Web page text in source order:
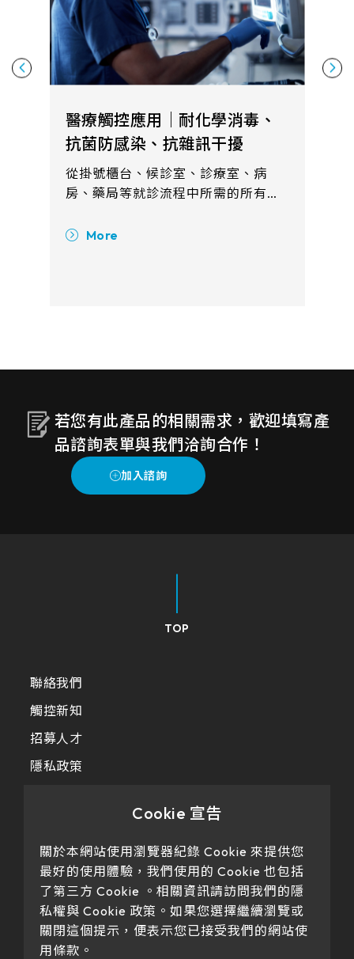
醫療觸控應用｜耐化學消毒、
抗菌防感染、抗雜訊干擾
從掛號櫃台、候診室、診療室、病
房、藥局等就診流程中所需的所有健
可見觸控產品的需求。整合觸控顯示
More
若您有此產品的相關需求，歡迎填寫產
品諮詢表單與我們洽詢合作！
TOP
聯絡我們
觸控新知
招募人才
隱私政策
Our products have passed certification
Cookie 宣告
關於本網站使用瀏覽器紀錄 Cookie 來提供您
最好的使用體驗，我們使用的 Cookie 也包括
了第三方 Cookie 。相關資訊請訪問我們的隱
私權與 Cookie 政策。如果您選擇繼續瀏覽或
關閉這個提示，便表示您已接受我們的網站使
用條款。